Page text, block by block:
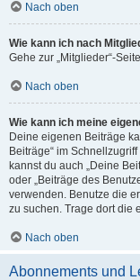
Nach oben
Wie kann ich nach
Gehe zur „Mitglieder“-
Nach oben
Wie kann ich meine
Deine eigenen Beiträge
Beiträge“ im
kannst du auch „Deine
oder „Beiträge des
verwenden. Benutze die
zu suchen. Trage dort die
Nach oben
Abonnements und